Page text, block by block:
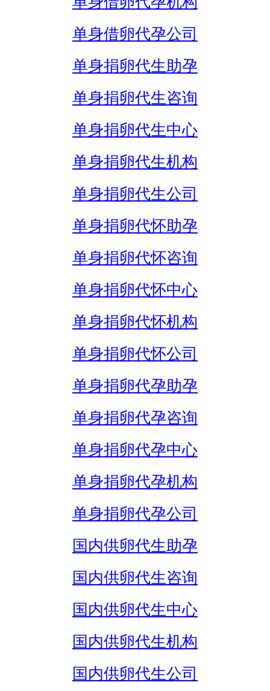
单身借卵代孕公司
单身捐卵代生助孕
单身捐卵代生咨询
单身捐卵代生中心
单身捐卵代生机构
单身捐卵代生公司
单身捐卵代怀助孕
单身捐卵代怀咨询
单身捐卵代怀中心
单身捐卵代怀机构
单身捐卵代怀公司
单身捐卵代孕助孕
单身捐卵代孕咨询
单身捐卵代孕中心
单身捐卵代孕机构
单身捐卵代孕公司
国内供卵代生助孕
国内供卵代生咨询
国内供卵代生中心
国内供卵代生机构
国内供卵代生公司